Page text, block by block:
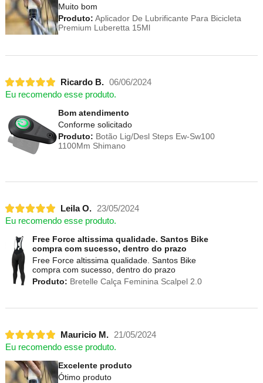
Muito bom
Produto: Aplicador De Lubrificante Para Bicicleta
Premium Luberetta 15Ml
Ricardo B. 06/06/2024
Eu recomendo esse produto.
Bom atendimento
Conforme solicitado
Produto: Botão Lig/Desl Steps Ew-Sw100
1100Mm Shimano
Leila O.
23/05/2024
Eu recomendo esse produto.
Free Force altissima qualidade. Santos Bike
compra com sucesso, dentro do prazo
Free Force altissima qualidade. Santos Bike
compra com sucesso, dentro do prazo
Produto: Bretelle Calça Feminina Scalpel 2.0
Mauricio M.
21/05/2024
Eu recomendo esse produto.
Excelente produto
Ótimo produto